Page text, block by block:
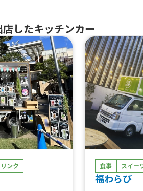
したキッチンカー
リンク 食事 スイー
福わらび